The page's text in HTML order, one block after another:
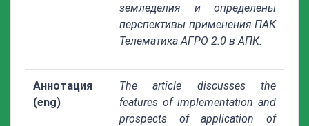
земледелия и определены
перспективы применения ПАК
Телематика АГРО 2.0 в АПК.
Аннотация
(eng)
The article discusses the
features of implementation and
prospects of application of